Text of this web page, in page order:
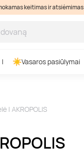
keitimas ir atsiėmimas
Vasaros pasiūlymai
| AKROPOLIS